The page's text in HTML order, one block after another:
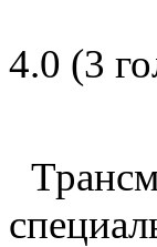
4.0 (3